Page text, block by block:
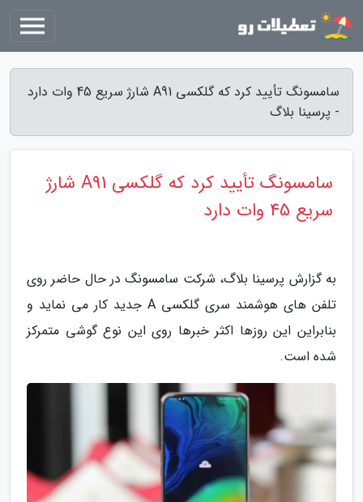
سامسونگ تأیید کرد که گلکسی A91 شارژ سریع 45 وات دارد
- پرسینا بلاگ
سامسونگ تأیید کرد که گلکسی A91 شارژ
سریع 45 وات دارد
به گزارش پرسینا بلاگ، شرکت سامسونگ در حال حاضر روی
تلفن های هوشمند سری گلکسی A جدید کار می نماید و
بنابراین این روزها اکثر خبرها روی این نوع گوشی متمرکز
شده است.